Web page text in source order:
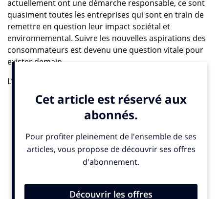
actuellement ont une démarche responsable, ce sont
quasiment toutes les entreprises qui sont en train de
remettre en question leur impact sociétal et
environnemental. Suivre les nouvelles aspirations des
consommateurs est devenu une question vitale pour
exister demain.
L’étude « 50 expériences inspirantes pour aller vers
l’éco-responsabilité » dresse un portrait des marques
qui ont su renouveler leur offre pour anticiper demain.
Focus ici sur les marques dites « circulaires », ces
utilisant différents procédés.
Sauver les matières premières
et légumes invendus des supermarchés. Cuisinées